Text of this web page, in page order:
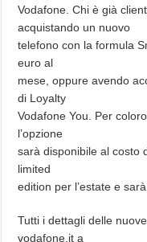
Vodafone. Chi è già
acquistando un nuovo
telefono con la formula
euro al
mese, oppure avendo
di Loyalty
Vodafone You. Per
l’opzione
sarà disponibile al costo
limited
edition per l’estate e
Tutti i dettagli delle
vodafone.it a